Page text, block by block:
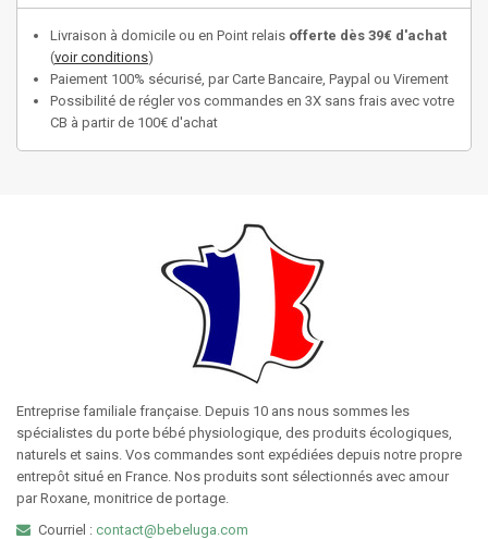
Livraison à domicile ou en Point relais offerte dès 39€ d'achat
(voir conditions)
Paiement 100% sécurisé, par Carte Bancaire, Paypal ou Virement
Possibilité de régler vos commandes en 3X sans frais avec votre
CB à partir de 100€ d'achat
Entreprise familiale française. Depuis 10 ans nous sommes les
spécialistes du porte bébé physiologique, des produits écologiques,
naturels et sains. Vos commandes sont expédiées depuis notre propre
entrepôt situé en France. Nos produits sont sélectionnés avec amour
par Roxane, monitrice de portage.
Courriel : contact@bebeluga.com